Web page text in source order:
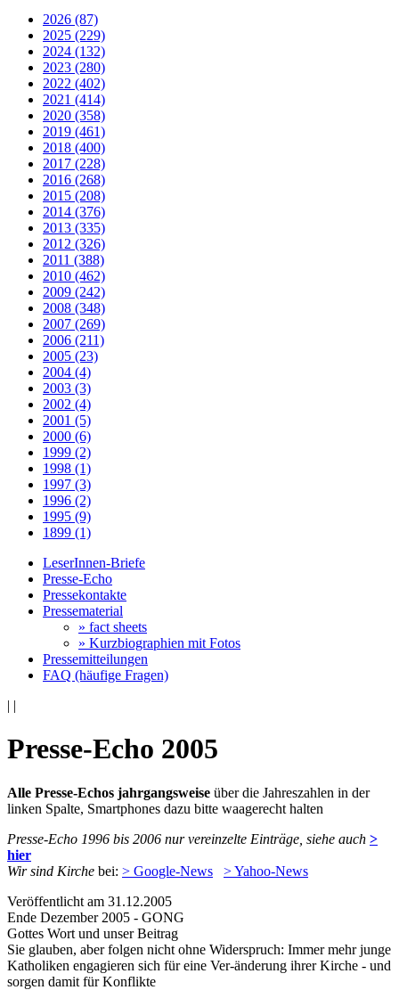
2026 (87)
2025 (229)
2024 (132)
2023 (280)
2022 (402)
2021 (414)
2020 (358)
2019 (461)
2018 (400)
2017 (228)
2016 (268)
2015 (208)
2014 (376)
2013 (335)
2012 (326)
2011 (388)
2010 (462)
2009 (242)
2008 (348)
2007 (269)
2006 (211)
2005 (23)
2004 (4)
2003 (3)
2002 (4)
2001 (5)
2000 (6)
1999 (2)
1998 (1)
1997 (3)
1996 (2)
1995 (9)
1899 (1)
LeserInnen-Briefe
Presse-Echo
Pressekontakte
Pressematerial
» fact sheets
» Kurzbiographien mit Fotos
Pressemitteilungen
FAQ (häufige Fragen)
| |
Presse-Echo 2005
Alle Presse-Echos jahrgangsweise über die Jahreszahlen in der
linken Spalte, Smartphones dazu bitte waagerecht halten
Presse-Echo 1996 bis 2006 nur vereinzelte Einträge, siehe auch >
hier
Wir sind Kirche bei: > Google-News
> Yahoo-News
Veröffentlicht am 31­.12.2005
Ende Dezember 2005 - GONG
Gottes Wort und unser Beitrag
Sie glauben, aber folgen nicht ohne Widerspruch: Immer mehr junge
Katholiken engagieren sich für eine Ver-änderung ihrer Kirche - und
sorgen damit für Konflikte